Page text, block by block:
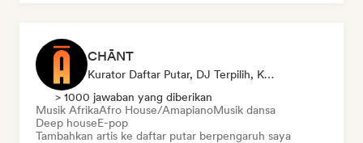
CHĀNT
Kurator Daftar Putar, DJ Terpilih, Kurator Media Sosial
> 1000 jawaban yang diberikan
Musik AfrikaAfro House/AmapianoMusik dansa
Deep houseE-pop
Tambahkan artis ke daftar putar berpengaruh saya